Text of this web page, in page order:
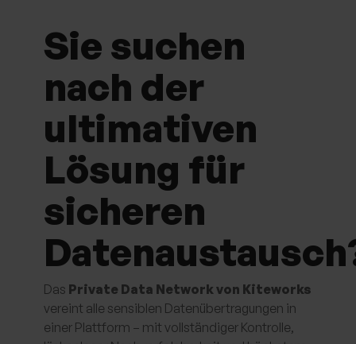
Sie suchen
nach der
ultimativen
Lösung für
sicheren
Das Private Data Network von Kiteworks
vereint alle sensiblen Datenübertragungen in
einer Plattform – mit vollständiger Kontrolle,